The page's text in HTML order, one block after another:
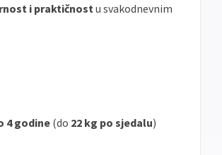
i praktičnostu svakodnevnim
4 godine(do 22 kg po sjedalu)